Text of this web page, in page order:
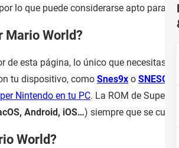
por lo que puede considerarse apto para
Mario World?
de esta página, lo único que necesitas
tu dispositivo, como Snes9x o SNESGT
Nintendo en tu PC. La ROM de Super
Android, iOS…) siempre que se
World?